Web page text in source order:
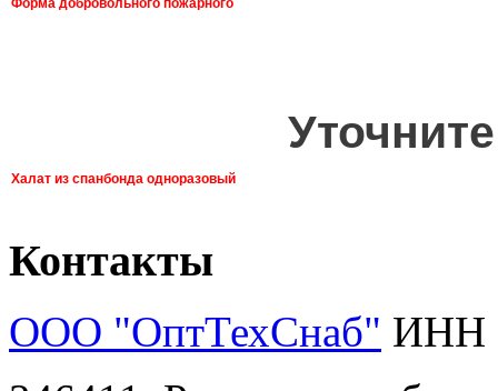
Форма добровольного пожарного
Халат из спанбонда одноразовый
Контакты
ООО "ОптТехСнаб" ИНН